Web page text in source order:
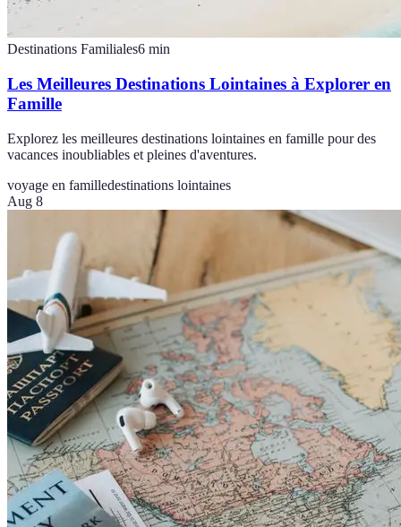
Destinations Familiales6 min
Les Meilleures Destinations Lointaines à Explorer en
Famille
Explorez les meilleures destinations lointaines en famille pour des
vacances inoubliables et pleines d'aventures.
voyage en familledestinations lointaines
Aug 8